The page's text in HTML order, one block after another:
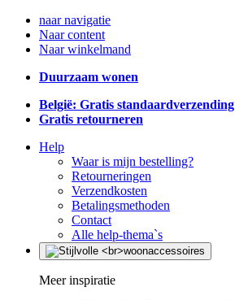
naar navigatie
Naar content
Naar winkelmand
Duurzaam wonen
België: Gratis standaardverzending
Gratis retourneren
Help
Waar is mijn bestelling?
Retourneringen
Verzendkosten
Betalingsmethoden
Contact
Alle help-thema`s
Meer inspiratie